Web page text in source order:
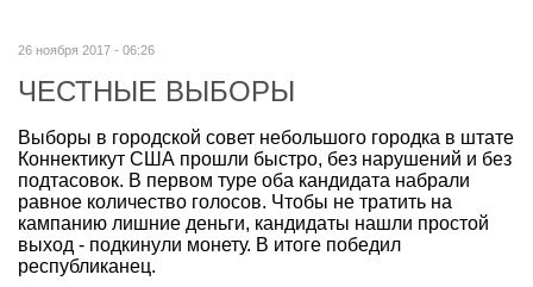
26 ноября 2017 - 06:26
ЧЕСТНЫЕ ВЫБОРЫ
Выборы в городской совет небольшого городка в штате
Коннектикут США прошли быстро, без нарушений и без
подтасовок. В первом туре оба кандидата набрали
равное количество голосов. Чтобы не тратить на
кампанию лишние деньги, кандидаты нашли простой
выход - подкинули монету. В итоге победил
республиканец.